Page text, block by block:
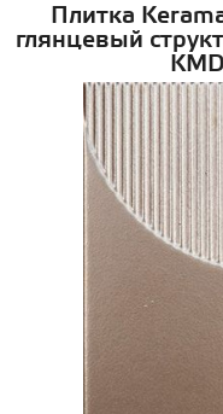
Плитка
глянцевый